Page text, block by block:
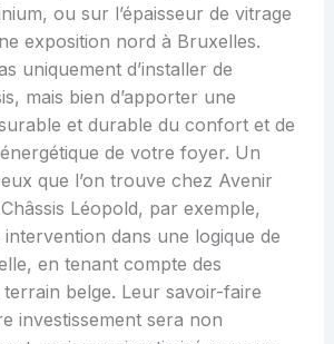
ou sur l’épaisseur de vitrage
exposition nord à Bruxelles.
uniquement d’installer de
mais bien d’apporter une
et durable du confort et de
de votre foyer. Un
que l’on trouve chez Avenir
Léopold, par exemple,
dans une logique de
en tenant compte des
belge. Leur savoir-faire
investissement sera non